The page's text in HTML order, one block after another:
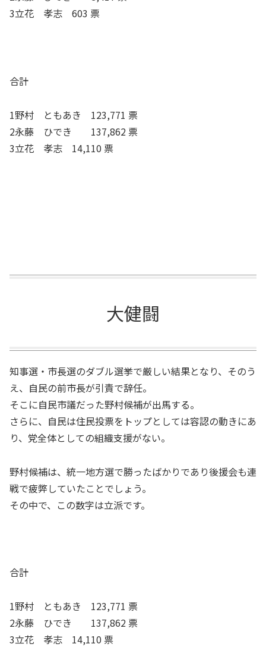
3立花 孝志 603 票
合計
1野村 ともあき 123,771 票
2永藤 ひでき 137,862 票
3立花 孝志 14,110 票
大健闘
知事選・市長選のダブル選挙で厳しい結果となり、そのう
え、自民の前市長が引責で辞任。
そこに自民市議だった野村候補が出馬する。
さらに、自民は住民投票をトップとしては容認の動きにあ
り、党全体としての組織支援がない。
野村候補は、統一地方選で勝ったばかりであり後援会も連
戦で疲弊していたことでしょう。
その中で、この数字は立派です。
合計
1野村 ともあき 123,771 票
2永藤 ひでき 137,862 票
3立花 孝志 14,110 票